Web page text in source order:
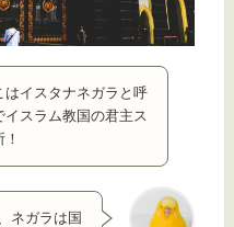
はイスタナネガラと呼
スラム教国の君主ス
ネガラは国